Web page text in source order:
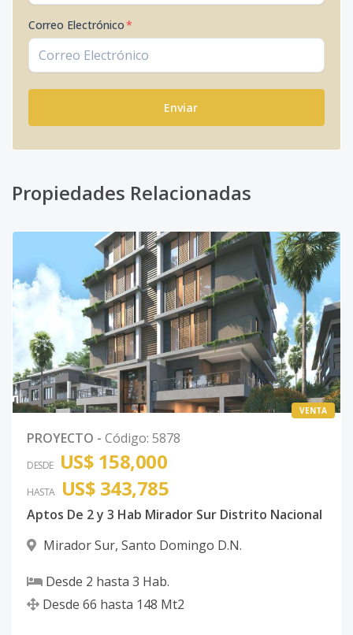
Correo Electrónico*
Enviar
Propiedades Relacionadas
VENTA
PROYECTO - Código: 5878
DESDE US$ 158,000
HASTA US$ 343,785
Aptos De 2 y 3 Hab Mirador Sur Distrito Nacional
Mirador Sur, Santo Domingo D.N.
Desde 2 hasta 3 Hab.
Desde 66 hasta 148 Mt2